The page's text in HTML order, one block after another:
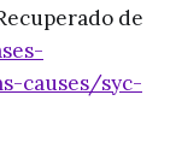
de
causes/syc-